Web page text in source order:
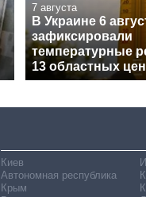
7 августа
В Украине 6
зафиксировали
температурные
13 областных
Киев
Автономная республика
Крым